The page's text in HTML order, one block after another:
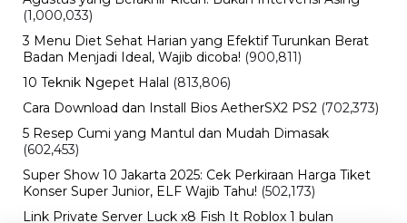
(1,000,033)
3 Menu Diet Sehat Harian yang Efektif Turunkan Berat
Badan Menjadi Ideal, Wajib dicoba! (900,811)
10 Teknik Ngepet Halal (813,806)
Cara Download dan Install Bios AetherSX2 PS2 (702,373)
5 Resep Cumi yang Mantul dan Mudah Dimasak
(602,453)
Super Show 10 Jakarta 2025: Cek Perkiraan Harga Tiket
Konser Super Junior, ELF Wajib Tahu! (502,173)
Link Private Server Luck x8 Fish It Roblox 1 bulan